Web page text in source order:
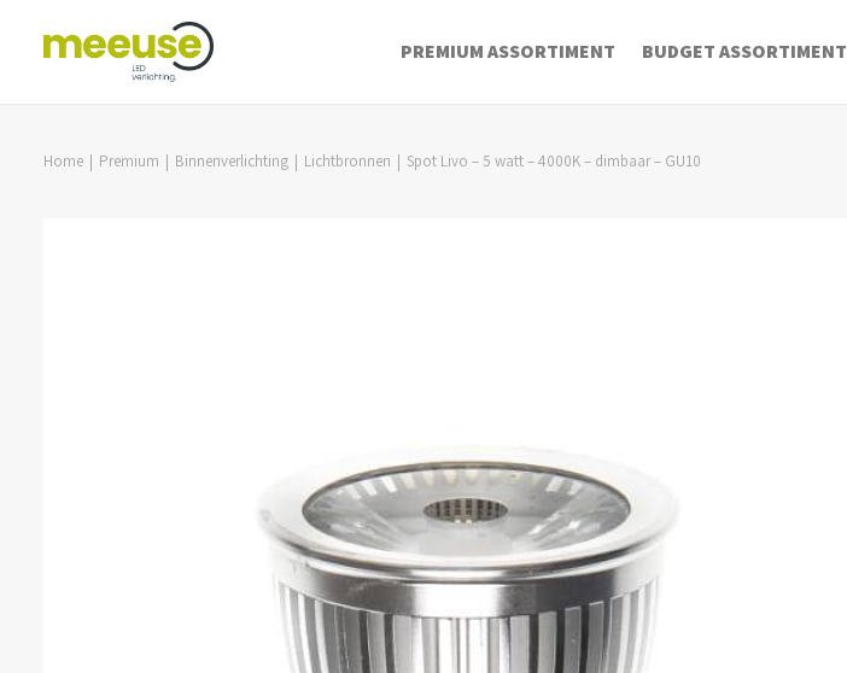
PREMIUM ASSORTIMENT BUDGET ASSORTIMENT
Home Premium Binnenverlichting Lichtbronnen Spot Livo – 5 watt – 4000K – dimbaar – GU10